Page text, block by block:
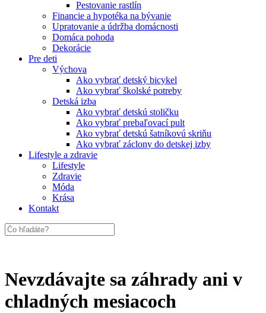
Pestovanie rastlín
Financie a hypotéka na bývanie
Upratovanie a údržba domácnosti
Domáca pohoda
Dekorácie
Pre deti
Výchova
Ako vybrať detský bicykel
Ako vybrať školské potreby
Detská izba
Ako vybrať detskú stoličku
Ako vybrať prebaľovací pult
Ako vybrať detskú šatníkovú skriňu
Ako vybrať záclony do detskej izby
Lifestyle a zdravie
Lifestyle
Zdravie
Móda
Krása
Kontakt
Nevzdávajte sa záhrady ani v
chladných mesiacoch